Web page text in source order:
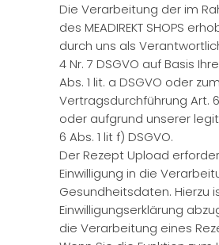
Die Verarbeitung der im
des MEADIREKT SHOPS
durch uns als
4 Nr. 7 DSGVO auf Basis
Abs. 1 lit. a DSGVO oder
Vertragsdurchführung Art. 6
oder aufgrund unserer
6 Abs. 1 lit f) DSGVO.
Der Rezept Upload
Einwilligung in die
Gesundheitsdaten. Hierzu
Einwilligungserklärung
die Verarbeitung eines